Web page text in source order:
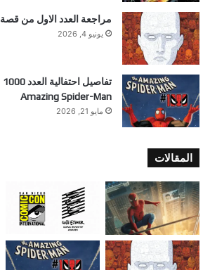
مراجعة العدد الاول من قصة The Deadman
يونيو 4, 2026
Amazing Spider-Man
مايو 21, 2026
المقالات